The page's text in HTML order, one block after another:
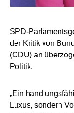
SPD-
der Kritik von
(CDU) an
Politik.
„Ein
Luxus, sondern